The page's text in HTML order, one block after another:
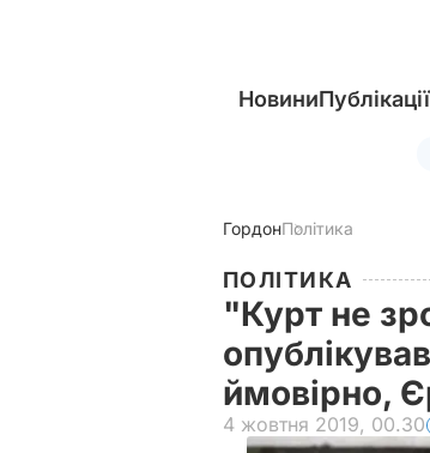
Новини
ГордонПолітика
ПОЛІТИКА
"Курт не
ймовірно,
4 жовтня 2019, 00.30